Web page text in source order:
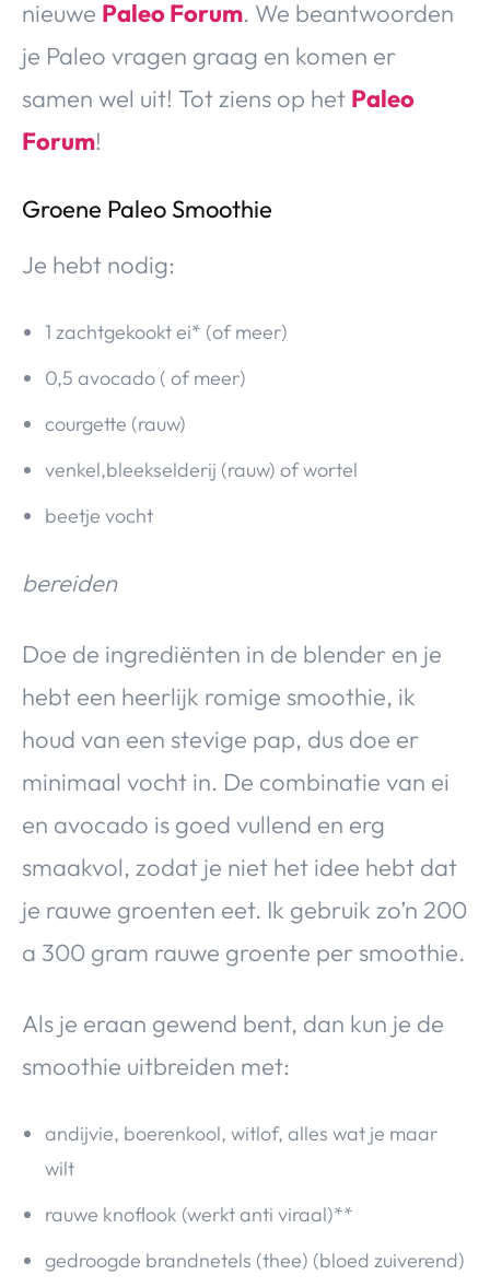
nieuwe Paleo Forum. We beantwoorden
je Paleo vragen graag en komen er
samen wel uit! Tot ziens op het Paleo
Forum!
Groene Paleo Smoothie
Je hebt nodig:
1 zachtgekookt ei* (of meer)
0,5 avocado ( of meer)
courgette (rauw)
venkel,bleekselderij (rauw) of wortel
beetje vocht
bereiden
Doe de ingrediënten in de blender en je
hebt een heerlijk romige smoothie, ik
houd van een stevige pap, dus doe er
minimaal vocht in. De combinatie van ei
en avocado is goed vullend en erg
smaakvol, zodat je niet het idee hebt dat
je rauwe groenten eet. Ik gebruik zo’n 200
a 300 gram rauwe groente per smoothie.
Als je eraan gewend bent, dan kun je de
smoothie uitbreiden met:
andijvie, boerenkool, witlof, alles wat je maar
wilt
rauwe knoflook (werkt anti viraal)**
gedroogde brandnetels (thee) (bloed zuiverend)